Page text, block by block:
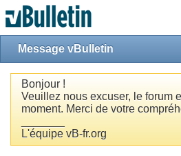
Message vBulletin
Bonjour !
Veuillez nous excuser, le forum
moment. Merci de votre
L'équipe vB-fr.org